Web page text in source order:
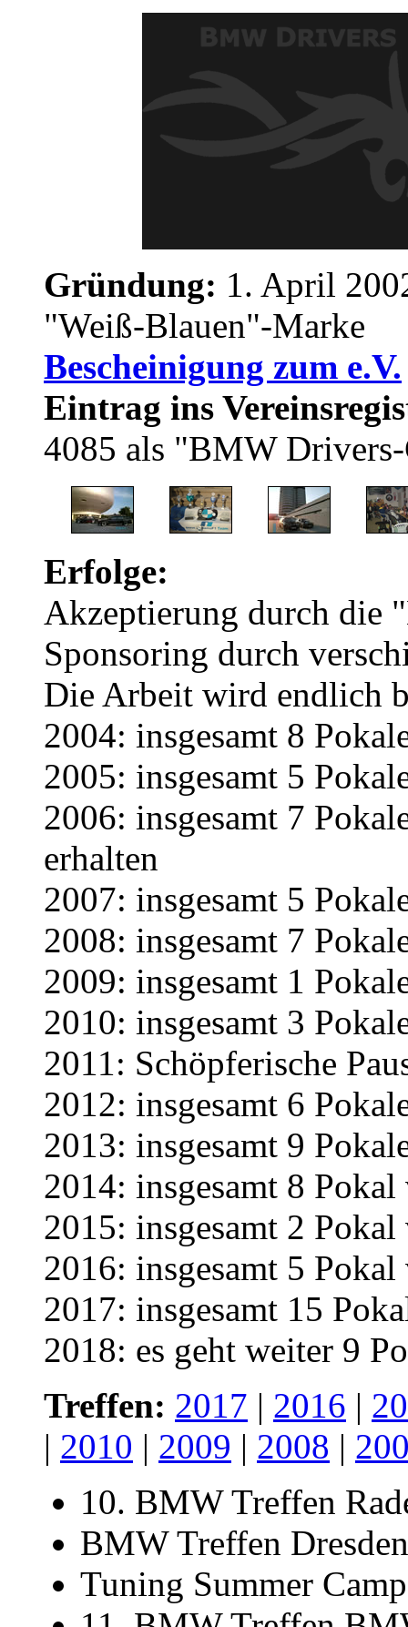
Gründung: 1. April
"Weiß-Blauen"-Marke
Bescheinigung zum e.V.
Eintrag ins
4085 als "BMW
Erfolge:
Akzeptierung durch die
Sponsoring durch
Die Arbeit wird endlich
2004: insgesamt 8
2005: insgesamt 5
2006: insgesamt 7
erhalten
2007: insgesamt 5
2008: insgesamt 7
2009: insgesamt 1
2010: insgesamt 3
2011: Schöpferische
2012: insgesamt 6
2013: insgesamt 9
2014: insgesamt 8
2015: insgesamt 2
2016: insgesamt 5
2017: insgesamt 15
2018: es geht weiter 9
Treffen: 2017 | 2016 |
| 2010 | 2009 | 2008 |
10. BMW Treffen
BMW Treffen
Tuning Summer